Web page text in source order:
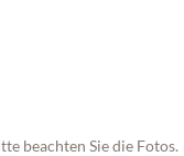
beachten Sie die Fotos.